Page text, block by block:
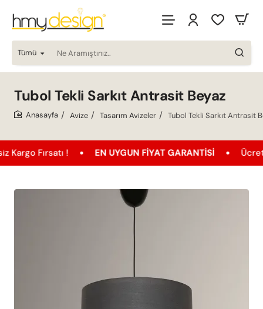
Tümü
Ne
Aramıştınız..
Tubol Tekli Sarkıt Antrasit Beyaz
Avize Tasarım Avizeler Tubol Tekli Sarkıt Antrasit
! EN UYGUN FIYAT GARANTISI Ücretsiz